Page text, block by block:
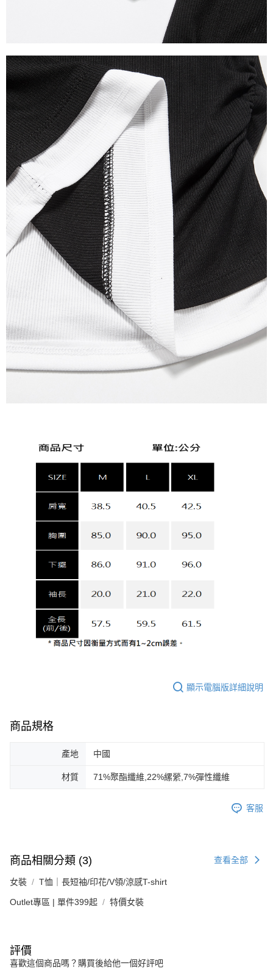
顯示電腦版詳細說明
商品規格
產地 中國
材質 71%聚酯纖維,22%縲縈,7%彈性纖維
客服
商品相關分類 (3) 查看全部
女裝 T恤｜長短袖/印花/V領/涼感T-shirt
Outlet專區 | 單件399起 特價女裝
評價
喜歡這個商品嗎？購買後給他一個好評吧